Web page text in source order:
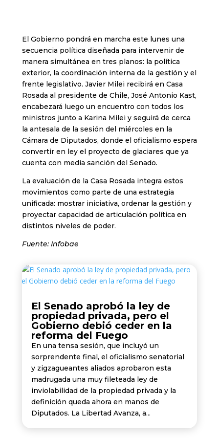
El Gobierno pondrá en marcha este lunes una
secuencia política diseñada para intervenir de
manera simultánea en tres planos: la política
exterior, la coordinación interna de la gestión y el
frente legislativo. Javier Milei recibirá en Casa
Rosada al presidente de Chile, José Antonio Kast,
encabezará luego un encuentro con todos los
ministros junto a Karina Milei y seguirá de cerca
la antesala de la sesión del miércoles en la
Cámara de Diputados, donde el oficialismo espera
convertir en ley el proyecto de glaciares que ya
cuenta con media sanción del Senado.
La evaluación de la Casa Rosada integra estos
movimientos como parte de una estrategia
unificada: mostrar iniciativa, ordenar la gestión y
proyectar capacidad de articulación política en
distintos niveles de poder.
Fuente: Infobae
El Senado aprobó la ley de
propiedad privada, pero el
Gobierno debió ceder en la
reforma del Fuego
En una tensa sesión, que incluyó un
sorprendente final, el oficialismo senatorial
y zigzagueantes aliados aprobaron esta
madrugada una muy fileteada ley de
inviolabilidad de la propiedad privada y la
definición queda ahora en manos de
Diputados. La Libertad Avanza, a...